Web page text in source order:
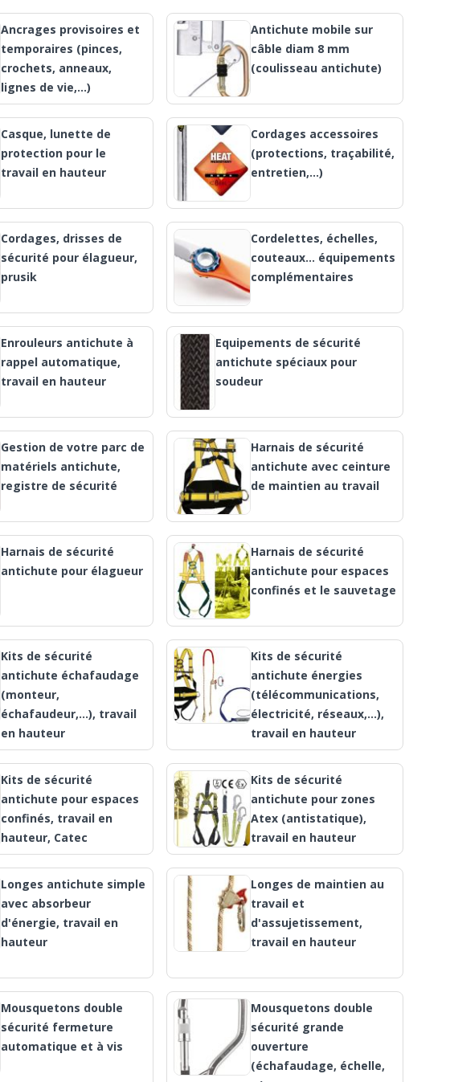
Ancrages provisoires et
temporaires (pinces,
crochets, anneaux,
lignes de vie,…)
Antichute mobile sur
câble diam 8 mm
(coulisseau antichute)
Casque, lunette de
protection pour le
travail en hauteur
Cordages accessoires
(protections, traçabilité,
entretien,…)
Cordages, drisses de
sécurité pour élagueur,
prusik
Cordelettes, échelles,
couteaux… équipements
complémentaires
Enrouleurs antichute à
rappel automatique,
travail en hauteur
Equipements de sécurité
antichute spéciaux pour
soudeur
Gestion de votre parc de
matériels antichute,
registre de sécurité
Harnais de sécurité
antichute avec ceinture
de maintien au travail
Harnais de sécurité
antichute pour élagueur
Harnais de sécurité
antichute pour espaces
confinés et le sauvetage
Kits de sécurité
antichute échafaudage
(monteur,
échafaudeur,...), travail
en hauteur
Kits de sécurité
antichute énergies
(télécommunications,
électricité, réseaux,…),
travail en hauteur
Kits de sécurité
antichute pour espaces
confinés, travail en
hauteur, Catec
Kits de sécurité
antichute pour zones
Atex (antistatique),
travail en hauteur
Longes antichute simple
avec absorbeur
d'énergie, travail en
hauteur
Longes de maintien au
travail et
d'assujetissement,
travail en hauteur
Mousquetons double
sécurité fermeture
automatique et à vis
Mousquetons double
sécurité grande
ouverture
(échafaudage, échelle,